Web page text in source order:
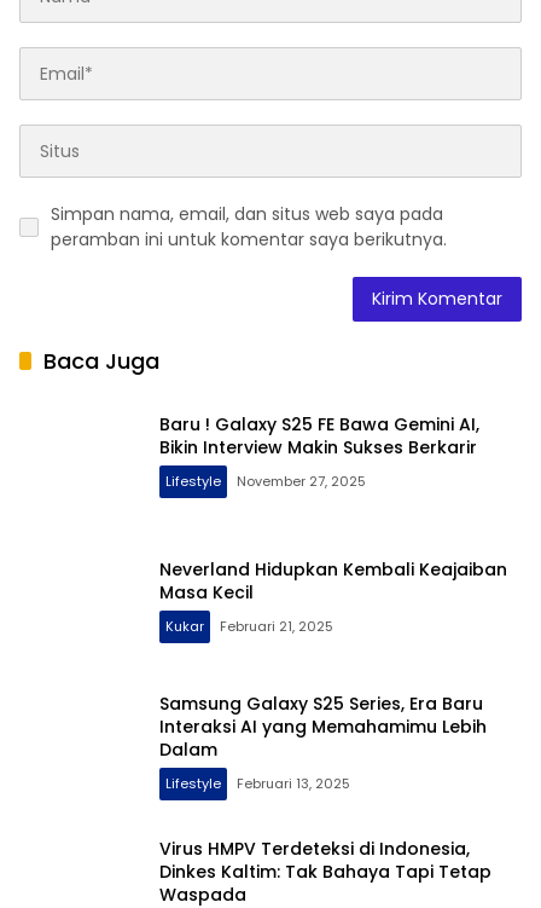
Simpan nama, email, dan situs web saya pada
peramban ini untuk komentar saya berikutnya.
Baca Juga
Baru ! Galaxy S25 FE Bawa Gemini AI,
Bikin Interview Makin Sukses Berkarir
Lifestyle November 27, 2025
Neverland Hidupkan Kembali Keajaiban
Masa Kecil
Kukar Februari 21, 2025
Samsung Galaxy S25 Series, Era Baru
Interaksi AI yang Memahamimu Lebih
Dalam
Lifestyle Februari 13, 2025
Virus HMPV Terdeteksi di Indonesia,
Dinkes Kaltim: Tak Bahaya Tapi Tetap
Waspada